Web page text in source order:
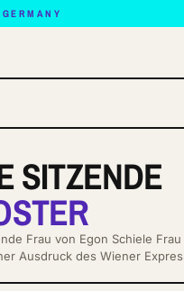
SITZENDE
Frau von Egon Schiele
Ausdruck des Wiener